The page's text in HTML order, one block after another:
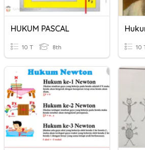
HUKUM PASCAL
10 T 8th 10